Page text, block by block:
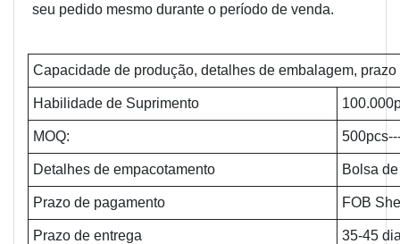
seu pedido mesmo durante o período de venda.
Capacidade de produção, detalhes de embalagem, prazo
Habilidade de Suprimento
MOQ:
Detalhes de empacotamento Bolsa
Prazo de pagamento FOB
Prazo de entrega 35-45